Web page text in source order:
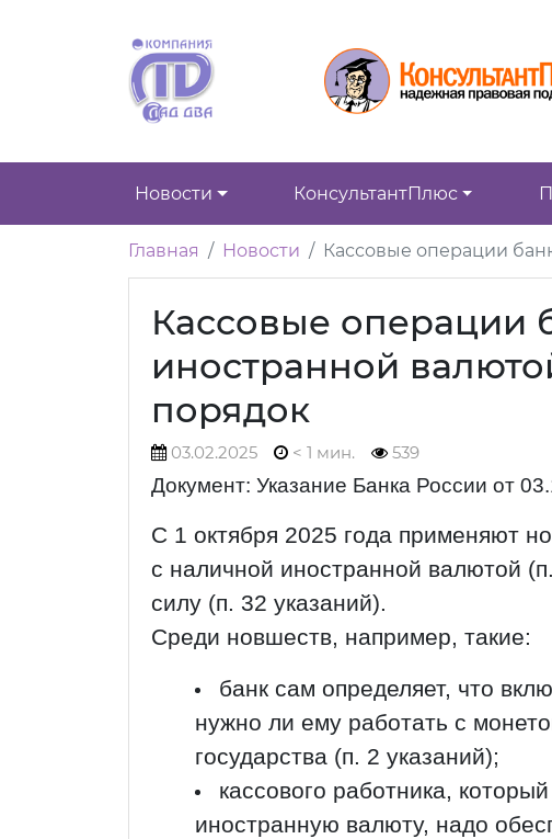
Новости КонсультантПлюс
Главная Новости Кассовые операции
Кассовые операции
иностранной
порядок
03.02.2025 < 1 мин. 539
Документ: Указание Банка России от
С 1 октября 2025 года применяют
с наличной иностранной валютой
силу (п. 32 указаний).
Среди новшеств, например, такие:
банк сам определяет, что
нужно ли ему работать с
государства (п. 2 указаний);
кассового работника,
иностранную валюту, надо